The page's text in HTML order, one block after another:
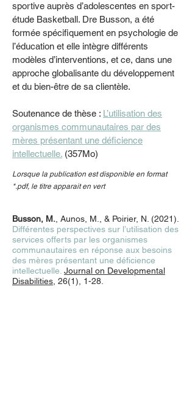
sportive auprès d’adolescentes en sport-
étude Basketball. Dre Busson, a été
formée spécifiquement en psychologie de
l’éducation et elle intègre différents
modèles d’interventions, et ce, dans une
approche globalisante du développement
et du bien-être de sa clientèle.
Soutenance de thèse : L’utilisation des
organismes communautaires par des
mères présentant une déficience
intellectuelle. (357Mo)
Lorsque la publication est disponible en format
*.pdf, le titre apparait en vert
Busson, M. , Aunos, M., & Poirier, N. (2021).
Différentes perspectives sur l’utilisation des
services offerts par les organismes
communautaires en réponse aux besoins
des mères présentant une déficience
intellectuelle. Journal on Developmental
Disabilities , 26(1), 1-28.